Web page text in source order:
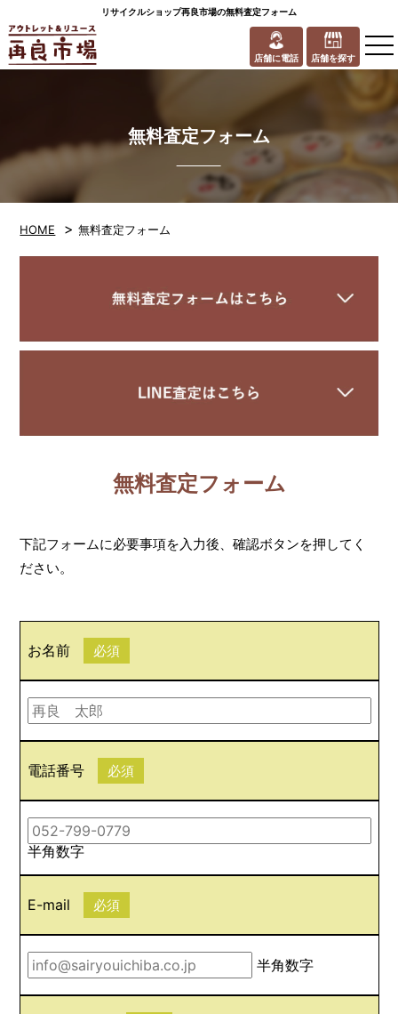
リサイクルショップ再良市場の無料査定フォーム
店舗に電話 店舗を探す
無料査定フォーム
HOME >無料査定フォーム
無料査定フォーム
下記フォームに必要事項を入力後、確認ボタンを押してく
ださい。
お名前 必須
電話番号 必須
半角数字
E-mail 必須
半角数字